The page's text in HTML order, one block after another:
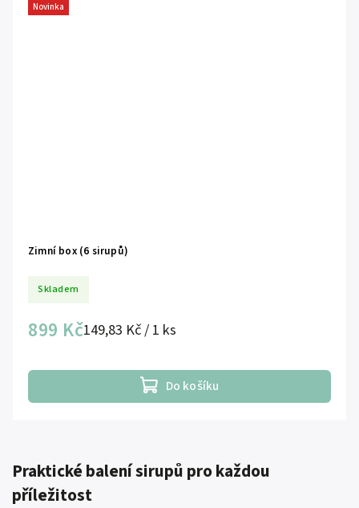
Novinka
Zimní box (6 sirupů)
Skladem
899 Kč149,83 Kč / 1 ks
Do košíku
Praktické balení sirupů pro každou
příležitost